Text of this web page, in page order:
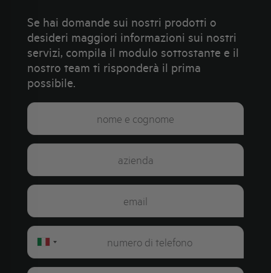
Se hai domande sui nostri prodotti o
desideri maggiori informazioni sui nostri
servizi, compila il modulo sottostante e il
nostro team ti risponderà il prima
possibile.
Italy